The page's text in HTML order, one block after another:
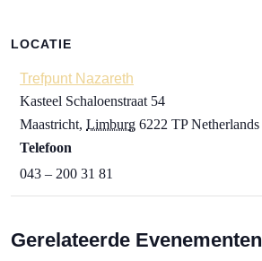
LOCATIE
Trefpunt Nazareth
Kasteel Schaloenstraat 54
Maastricht, Limburg 6222 TP Netherlands
Telefoon
043 – 200 31 81
Gerelateerde Evenementen